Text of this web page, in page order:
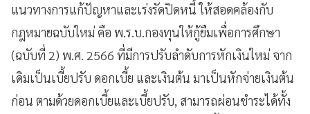
แนวทางการแก้ปัญหาและเร่งรัดปิดหนี้ ให้สอดคล้องกับ
กฎหมายฉบับใหม่ คือ พ.ร.บ.กองทุนให้กู้ยืมเพื่อการศึกษา
(ฉบับที่ 2) พ.ศ. 2566 ที่มีการปรับลำดับการหักเงินใหม่ จาก
เดิมเป็นเบี้ยปรับ ดอกเบี้ย และเงินต้น มาเป็นหักจ่ายเงินต้น
ก่อน ตามด้วยดอกเบี้ยและเบี้ยปรับ, สามารถผ่อนชำระได้ทั้ง